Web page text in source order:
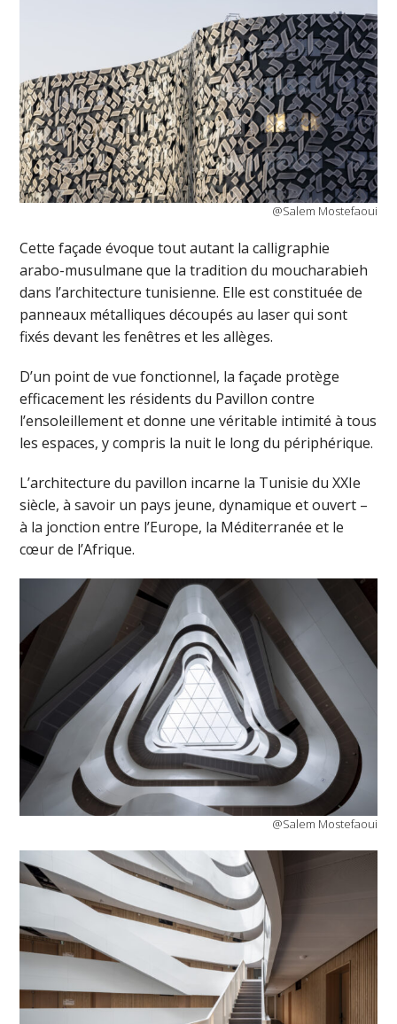
@Salem Mostefaoui
Cette façade évoque tout autant la calligraphie
arabo-musulmane que la tradition du moucharabieh
dans l’architecture tunisienne. Elle est constituée de
panneaux métalliques découpés au laser qui sont
fixés devant les fenêtres et les allèges.
D’un point de vue fonctionnel, la façade protège
efficacement les résidents du Pavillon contre
l’ensoleillement et donne une véritable intimité à tous
les espaces, y compris la nuit le long du périphérique.
L’architecture du pavillon incarne la Tunisie du XXIe
siècle, à savoir un pays jeune, dynamique et ouvert –
à la jonction entre l’Europe, la Méditerranée et le
cœur de l’Afrique.
@Salem Mostefaoui